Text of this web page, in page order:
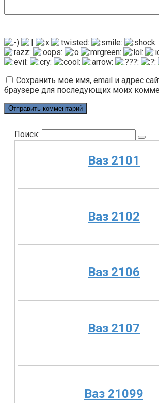
Сохранить моё имя, email и адрес
браузере для последующих моих
Поиск:
Ваз 2101
Ваз 2102
Ваз 2106
Ваз 2107
Ваз 21099